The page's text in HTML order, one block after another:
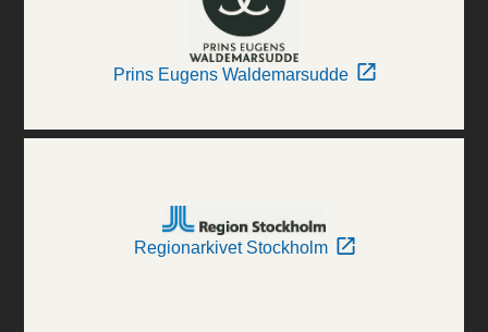
Prins Eugens Waldemarsudde
Regionarkivet Stockholm